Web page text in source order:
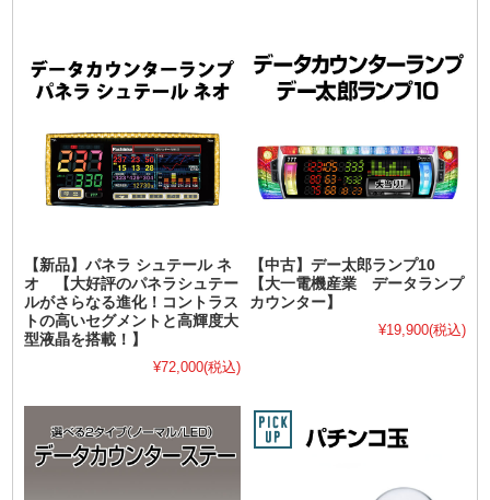
【新品】パネラ シュテール ネ
オ 【大好評のパネラシュテー
ルがさらなる進化！コントラス
トの高いセグメントと高輝度大
型液晶を搭載！】
¥72,000(税込)
【中古】デー太郎ランプ10
【大一電機産業 データランプ
カウンター】
¥19,900(税込)